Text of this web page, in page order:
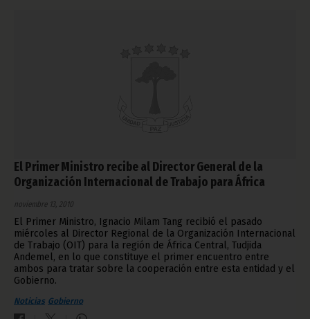
El Primer Ministro recibe al Director General de la
Organización Internacional de Trabajo para África
noviembre 13, 2010
El Primer Ministro, Ignacio Milam Tang recibió el pasado
miércoles al Director Regional de la Organización Internacional
de Trabajo (OIT) para la región de África Central, Tudjida
Andemel, en lo que constituye el primer encuentro entre
ambos para tratar sobre la cooperación entre esta entidad y el
Gobierno.
Noticias Gobierno